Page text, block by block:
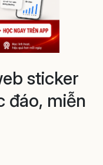
sticker
đáo, miễn